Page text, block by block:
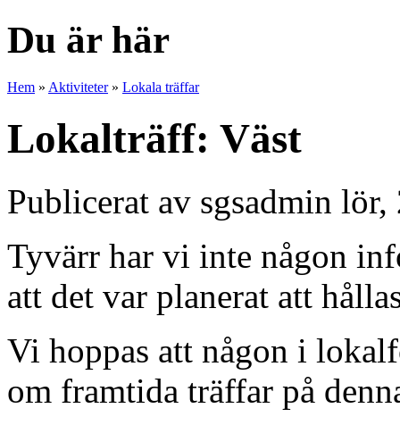
Du är här
Hem » Aktiviteter» Lokala träffar
Lokalträff: Väst
Publicerat av sgsadmin lör,
Tyvärr har vi inte någon
att det var planerat att
Vi hoppas att någon i
om framtida träffar på